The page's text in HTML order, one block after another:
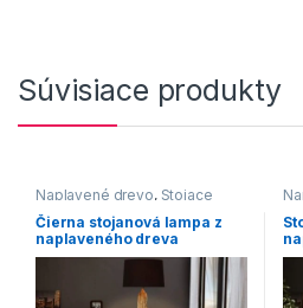
Súvisiace produkty
Naplavené drevo, Stojace
lampy
Čierna stojanová lampa z
naplaveného dreva
Rousilique 175 cm »